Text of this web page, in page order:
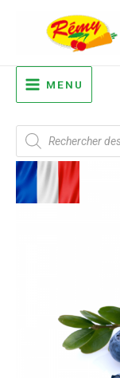
MAIN
MENU
MENU
Recherche
de
produits